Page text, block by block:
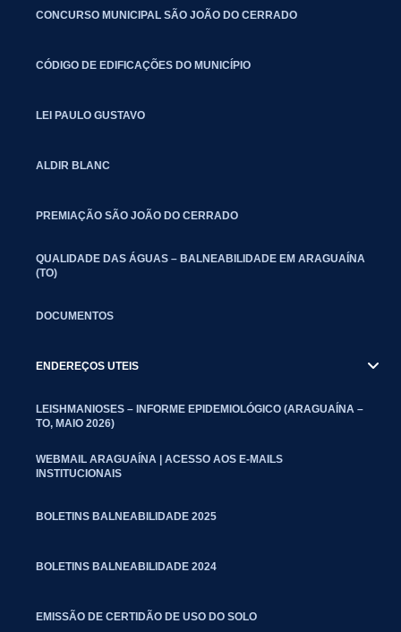
CONCURSO MUNICIPAL SÃO JOÃO DO CERRADO
CÓDIGO DE EDIFICAÇÕES DO MUNICÍPIO
LEI PAULO GUSTAVO
ALDIR BLANC
PREMIAÇÃO SÃO JOÃO DO CERRADO
QUALIDADE DAS ÁGUAS – BALNEABILIDADE EM ARAGUAÍNA
(TO)
DOCUMENTOS
ENDEREÇOS UTEIS
LEISHMANIOSES – INFORME EPIDEMIOLÓGICO (ARAGUAÍNA –
TO, MAIO 2026)
WEBMAIL ARAGUAÍNA | ACESSO AOS E-MAILS
INSTITUCIONAIS
BOLETINS BALNEABILIDADE 2025
BOLETINS BALNEABILIDADE 2024
EMISSÃO DE CERTIDÃO DE USO DO SOLO